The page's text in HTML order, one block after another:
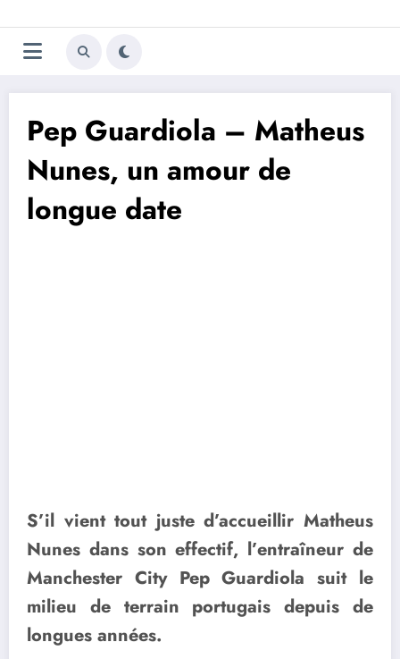
au
contenu
Trivela
L'actualité du football
Pep Guardiola – Matheus
Nunes, un amour de
longue date
S’il vient tout juste d’accueillir Matheus
Nunes dans son effectif, l’entraîneur de
Manchester City Pep Guardiola suit le
milieu de terrain portugais depuis de
longues années.